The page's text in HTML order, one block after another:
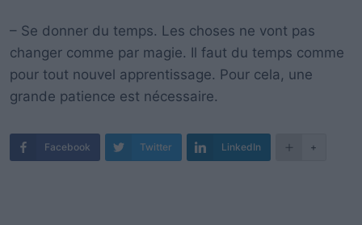
– Se donner du temps. Les choses ne vont pas
changer comme par magie. Il faut du temps comme
pour tout nouvel apprentissage. Pour cela, une
grande patience est nécessaire.
Facebook Twitter LinkedIn +